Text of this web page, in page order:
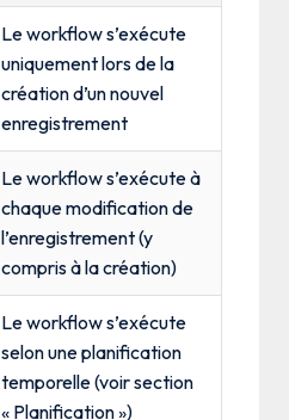
Le workflow s’exécute
uniquement lors de la
création d’un nouvel
enregistrement
Le workflow s’exécute à
chaque modification de
l’enregistrement (y
compris à la création)
Le workflow s’exécute
selon une planification
temporelle (voir section
« Planification »)